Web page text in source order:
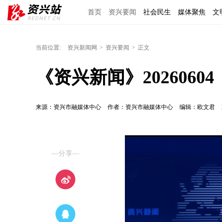
首页 资兴要闻 社会民生 媒体聚焦 文
当前位置: 资兴新闻网 > 资兴要闻 > 正文
《资兴新闻》20260604
来源：资兴市融媒体中心 作者：资兴市融媒体中心 编辑：欧文君
—分享—